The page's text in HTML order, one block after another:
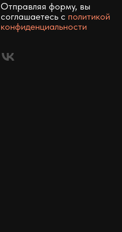
Отправляя форму, вы
соглашаетесь c политикой
конфиденциальности